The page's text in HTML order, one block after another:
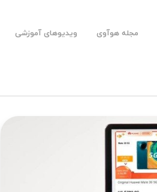
مجله هوآوی ویدیوهای آموزشی